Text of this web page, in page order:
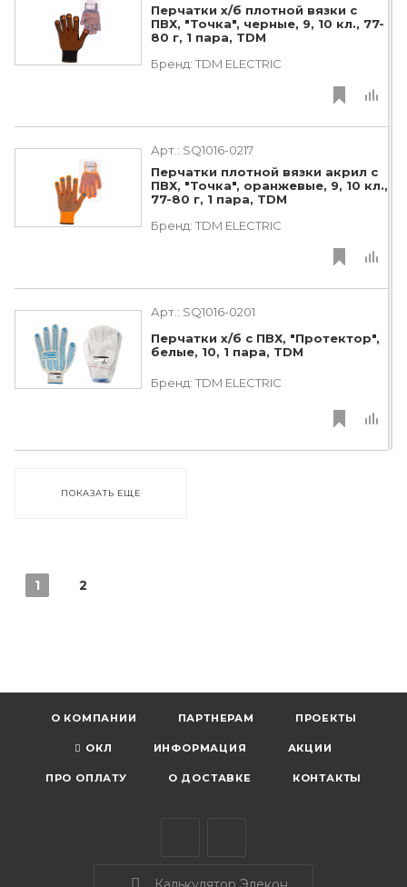
Перчатки х/б плотной вязки с
ПВХ, "Точка", черные, 9, 10 кл., 77-
80 г, 1 пара, TDM
Бренд: TDM ЕLECTRIC
Арт.: SQ1016-0217
Перчатки плотной вязки акрил с
ПВХ, "Точка", оранжевые, 9, 10 кл.,
77-80 г, 1 пара, TDM
Бренд: TDM ЕLECTRIC
Арт.: SQ1016-0201
Перчатки х/б с ПВХ, "Протектор",
белые, 10, 1 пара, TDM
Бренд: TDM ЕLECTRIC
ПОКАЗАТЬ ЕЩЕ
1 2
О КОМПАНИИ ПАРТНЕРАМ ПРОЕКТЫ
ОКЛ ИНФОРМАЦИЯ АКЦИИ
ПРО ОПЛАТУ О ДОСТАВКЕ КОНТАКТЫ